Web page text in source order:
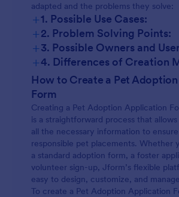
adapted and the problems they solve:
+1. Possible Use Cases:
+2. Problem Solving Points:
+3. Possible Owners and
+4. Differences of Creation
How to Create a Pet
Form
Creating a Pet Adoption Application
is a straightforward process that
all the necessary information to
responsible pet placements. Whether
a standard adoption form, a foster
volunteer sign-up, Jform’s flexible
easy to design, customize, and
To create a Pet Adoption Application